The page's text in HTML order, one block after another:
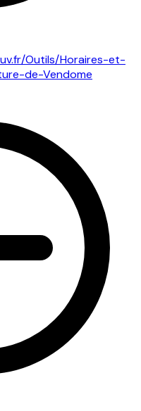
Outils/Horaires-et-
de-Vendome